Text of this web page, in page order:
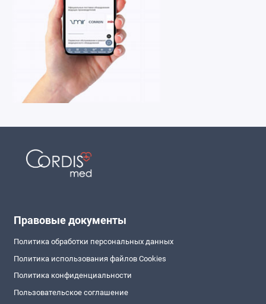
Правовые документы
Политика обработки персональных данных
Политика использования файлов Cookies
Политика конфиденциальности
Пользовательское соглашение